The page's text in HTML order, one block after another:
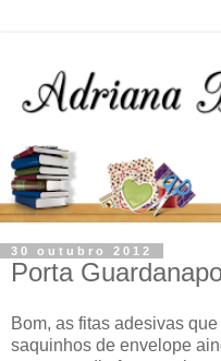
30 outubro 2012
Porta
Bom, as fitas adesivas
saquinhos de envelope